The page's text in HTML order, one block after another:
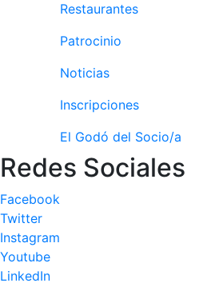
Campeonato
Área social
Activitats
Socials
Salidas
Conferencias
e
Inspirational
Restaurantes
Patrocinio
Noticias
Inscripciones
El Godó del Socio/a
Redes Sociales
Facebook
Twitter
Instagram
Youtube
LinkedIn